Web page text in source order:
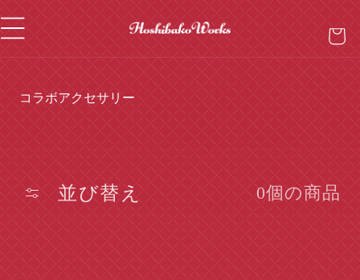
ツ
に
進
む
カ
ー
ト
コ
レ
ク
ョ
ン
コラボアクセサリー
並び替え 0個の商品